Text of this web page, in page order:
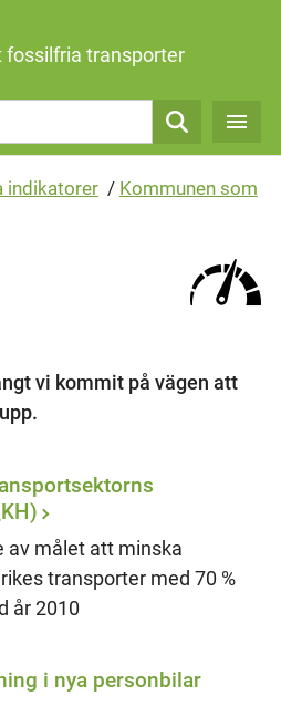
fossilfria transporter
Sök
indikatorer / Kommunen som
vi kommit på vägen att
av målet att minska
transporter med 70 %
år 2010
i nya personbilar